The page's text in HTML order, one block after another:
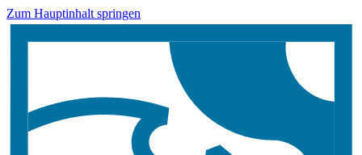
Zum Hauptinhalt springen